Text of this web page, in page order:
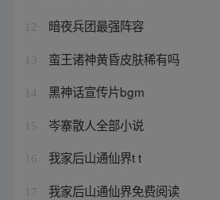
12 暗夜兵团最强阵容
13 蛮王诸神黄昏皮肤稀有吗
14 黑神话宣传片bgm
15 岑寨散人全部小说
16 我家后山通仙界t t
17 我家后山通仙界免费阅读